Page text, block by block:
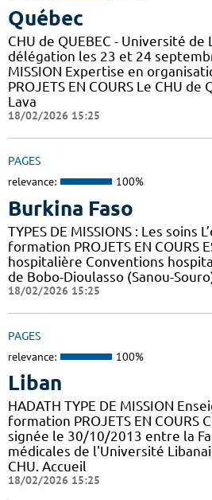
Québec
CHU de QUEBEC - Université de
délégation les 23 et 24
MISSION Expertise en
PROJETS EN COURS Le CHU
Lava
18/02/2026 15:25
PAGES
relevance: 100%
Burkina Faso
TYPES DE MISSIONS : Les soins
formation PROJETS EN COURS
hospitalière Conventions
de Bobo-Dioulasso (Sanou-
18/02/2026 15:25
PAGES
relevance: 100%
Liban
HADATH TYPE DE MISSION
formation PROJETS EN COURS
signée le 30/10/2013 entre la
médicales de l'Université
CHU. Accueil
18/02/2026 15:25